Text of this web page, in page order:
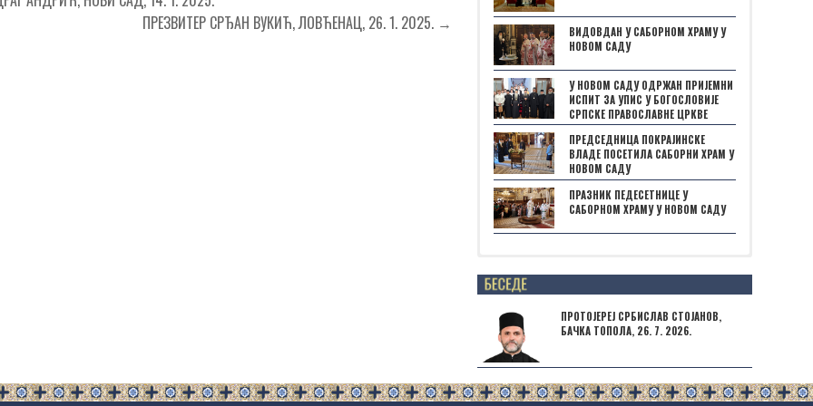
ПРЕЗВИТЕР СРЂАН ВУКИЋ, ЛОВЋЕНАЦ, 26. 1. 2025. →
ВИДОВДАН У САБОРНОМ ХРАМУ У
НОВОМ САДУ
У НОВОМ САДУ ОДРЖАН ПРИЈЕМНИ
ИСПИТ ЗА УПИС У БОГОСЛОВИЈЕ
СРПСКЕ ПРАВОСЛАВНЕ ЦРКВЕ
ПРЕДСЕДНИЦА ПОКРАЈИНСКЕ
ВЛАДЕ ПОСЕТИЛА САБОРНИ ХРАМ У
НОВОМ САДУ
ПРАЗНИК ПЕДЕСЕТНИЦЕ У
САБОРНОМ ХРАМУ У НОВОМ САДУ
Posts not found
ПРОТОЈЕРЕЈ СРБИСЛАВ СТОЈАНОВ,
БАЧКА ТОПОЛА, 26. 7. 2026.